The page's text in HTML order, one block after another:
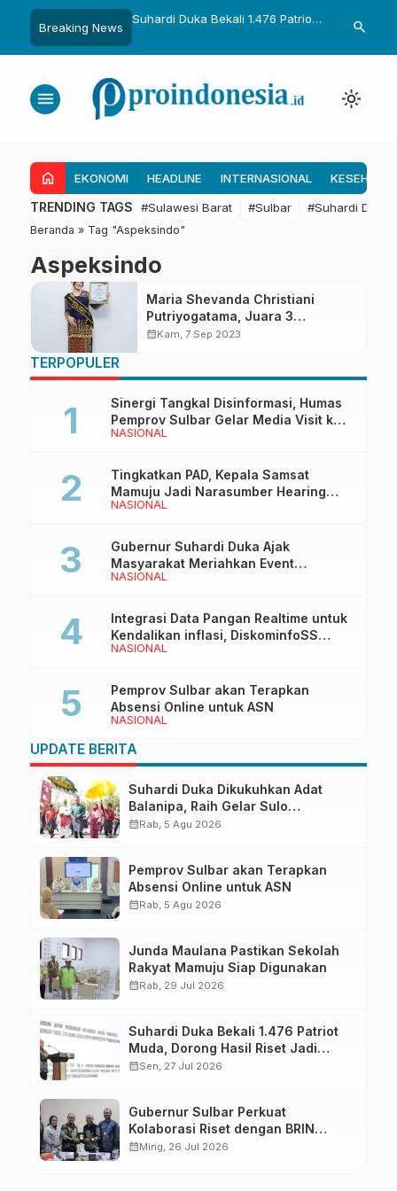
Breaking News
Gelar Sulo
Suhardi Duka Bekali 1.476 Patriot
Dasar Kebijakan Transmigrasi
Gubernur
untuk
search
menu light_mode
home EKONOMI HEADLINE INTERNASIONAL
TRENDING TAGS #Sulawesi Barat #Sulbar #Suhardi Duka
Beranda » Tag "Aspeksindo"
Aspeksindo
Maria Shevanda Christiani
Putriyogatama, Juara 3
Broadcast 2023
calendar_monthKam, 7 Sep 2023
TERPOPULER
NASIONAL
Sinergi Tangkal Disinformasi, Humas
Pemprov Sulbar Gelar Media Visit ke
Kantor Redaksi di Mamuju
NASIONAL
Tingkatkan PAD, Kepala Samsat
Mamuju Jadi Narasumber Hearing
Bersama Wakil Ketua I DPRD Sulbar
NASIONAL
Gubernur Suhardi Duka Ajak
Masyarakat Meriahkan Event
Manakarra Fair 2026
NASIONAL
Integrasi Data Pangan Realtime untuk
Kendalikan inflasi, DiskominfoSS
Sulbar Kembangkan Sistem SAPEDA
NASIONAL
Pemprov Sulbar akan Terapkan
Absensi Online untuk ASN
UPDATE BERITA
Suhardi Duka Dikukuhkan Adat
Balanipa, Raih Gelar Sulo
Tappidena
calendar_monthRab, 5 Agu 2026
Pemprov Sulbar akan Terapkan
Absensi Online untuk ASN
calendar_monthRab, 5 Agu 2026
Junda Maulana Pastikan Sekolah
Rakyat Mamuju Siap Digunakan
calendar_monthRab, 29 Jul 2026
Suhardi Duka Bekali 1.476 Patriot
Muda, Dorong Hasil Riset Jadi
Dasar Kebijakan Transmigrasi
calendar_monthSen, 27 Jul 2026
Gubernur Sulbar Perkuat
Kolaborasi Riset dengan BRIN
untuk Mendukung Pembangunan
calendar_monthMing, 26 Jul 2026